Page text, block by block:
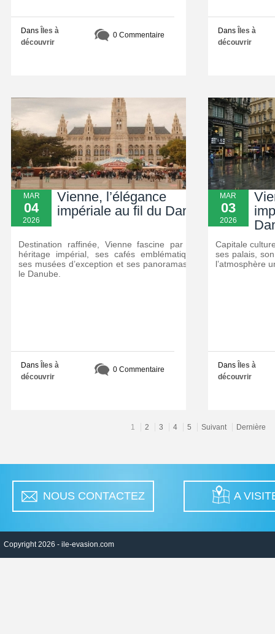
Dans
Îles à
découvrir
0 Commentaire Dans
Îles à
découvrir
MAR
04
2026
Vienne, l’élégance
impériale au fil du Danube
Destination raffinée, Vienne fascine par son
héritage impérial, ses cafés emblématiques,
ses musées d’exception et ses panoramas sur
le Danube.
Dans
Îles à
découvrir
0 Commentaire
MAR
03
2026
Capitale
ses palais,
l’atmosphère
Dans
Îles à
découvrir
1 2 3 4 5 Suivant Dernière
NOUS CONTACTEZ A
Copyright 2026 - ile-evasion.com